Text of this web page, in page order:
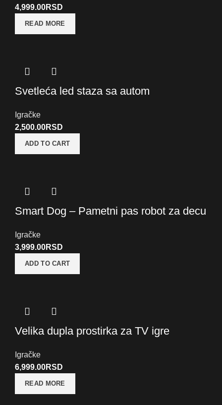
4,999.00RSD
READ MORE
Svetleća led staza sa autom
Igračke
2,500.00RSD
ADD TO CART
Smart Dog – Pametni pas robot za decu
Igračke
3,999.00RSD
ADD TO CART
Velika dupla prostirka za TV igre
Igračke
6,999.00RSD
READ MORE